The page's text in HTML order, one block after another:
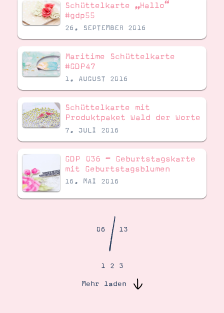
Angebote
Demonstrator werden
Gutscheine
Produkte erklärt
Über mich
Über Stampin’ Up!
Tipps & Tricks
Ordnungstipps
Schüttelkarte „Hallo“
#gdp55
26. SEPTEMBER 2016
Maritime Schüttelkarte
#GDP47
1. AUGUST 2016
Schüttelkarte mit
Produktpaket Wald der Worte
7. JULI 2016
GDP 036 – Geburtstagskarte
mit Geburtstagsblumen
16. MAI 2016
06/13
1 2 3
Mehr laden